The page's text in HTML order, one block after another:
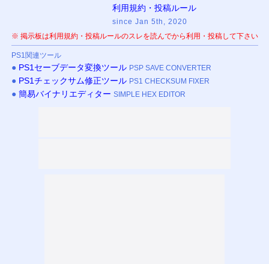
利用規約・投稿ルール
since Jan 5th, 2020
※ 掲示板は利用規約・投稿ルールのスレを読んでから利用・投稿して下さい
PS1関連ツール
● PS1セーブデータ変換ツール PSP SAVE CONVERTER
● PS1チェックサム修正ツール PS1 CHECKSUM FIXER
● 簡易バイナリエディター SIMPLE HEX EDITOR